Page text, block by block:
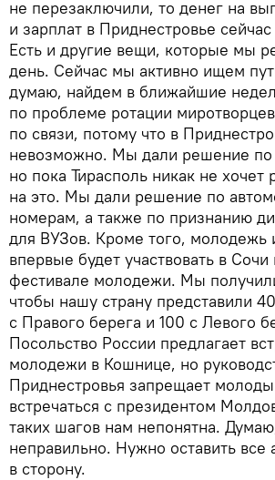
не перезаключили, то денег на
и зарплат в Приднестровье
Есть и другие вещи, которые мы
день. Сейчас мы активно ищем
думаю, найдем в ближайшие
по проблеме ротации
по связи, потому что в
невозможно. Мы дали решение по
но пока Тирасполь никак не хочет
на это. Мы дали решение по
номерам, а также по признанию
для ВУЗов. Кроме того,
впервые будет участвовать в
фестивале молодежи. Мы
чтобы нашу страну представили
с Правого берега и 100 с Левого
Посольство России предлагает
молодежи в Кошнице, но
Приднестровья запрещает
встречаться с президентом
таких шагов нам непонятна.
неправильно. Нужно оставить все
в сторону.